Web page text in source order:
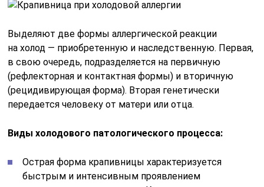
Выделяют две формы аллергической реакции
на холод — приобретенную и наследственную. Первая,
в свою очередь, подразделяется на первичную
(рефлекторная и контактная формы) и вторичную
(рецидивирующая форма). Вторая генетически
передается человеку от матери или отца.
Виды холодового патологического процесса:
Острая форма крапивницы характеризуется
быстрым и интенсивным проявлением